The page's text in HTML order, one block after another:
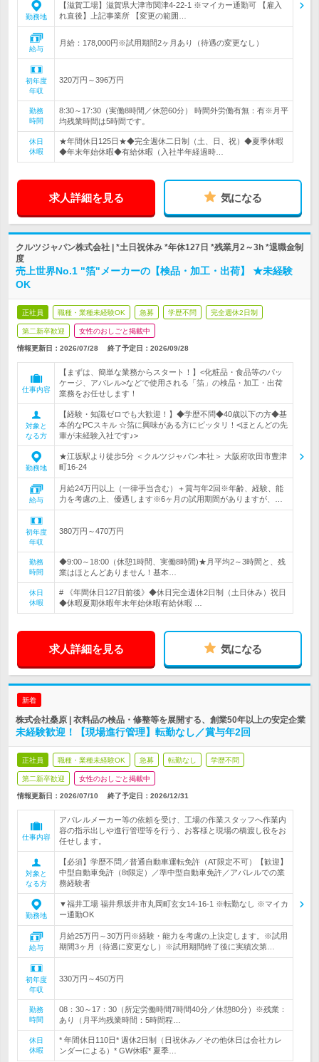
勤務地
【滋賀工場】滋賀県大津市関津4-22-1 ※マイカー通勤可 【雇入
れ直後】上記事業所 【変更の範囲…
給与
月給：178,000円※試用期間2ヶ月あり（待遇の変更なし）
初年度
年収
320万円～396万円
勤務
時間
8:30～17:30（実働8時間／休憩60分） 時間外労働有無：有※月平
均残業時間は5時間です。
休日
休暇
★年間休日125日★◆完全週休二日制（土、日、祝）◆夏季休暇
◆年末年始休暇◆有給休暇（入社半年経過時…
求人詳細を見る 気になる
クルツジャパン株式会社 | *土日祝休み *年休127日 *残業月2～3h *退職金制
度
売上世界No.1 "箔"メーカーの【検品・加工・出荷】 ★未経験
OK
正社員 職種・業種未経験OK 急募 学歴不問 完全週休2日制
第二新卒歓迎 女性のおしごと掲載中
情報更新日：2026/07/28 終了予定日： 2026/09/28
仕事内容
【まずは、簡単な業務からスタート！】<化粧品・食品等のパッ
ケージ、アパレル>などで使用される「箔」の検品・加工・出荷
業務をお任せします！
対象と
なる方
【経験・知識ゼロでも大歓迎！】◆学歴不問◆40歳以下の方◆基
本的なPCスキル ☆箔に興味がある方にピッタリ！<ほとんどの先
輩が未経験入社です♪>
勤務地
★江坂駅より徒歩5分 ＜クルツジャパン本社＞ 大阪府吹田市豊津
町16-24
給与
月給24万円以上（一律手当含む）＋賞与年2回※年齢、経験、能
力を考慮の上、優遇します※6ヶ月の試用期間がありますが、…
初年度
年収
380万円～470万円
勤務
時間
◆9:00～18:00（休憩1時間、実働8時間)★月平均2～3時間と、残
業はほとんどありません！基本…
休日
休暇
# 《年間休日127日前後》◆休日完全週休2日制（土日休み）祝日
◆休暇夏期休暇年末年始休暇有給休暇 …
求人詳細を見る 気になる
新着
株式会社桑原 | 衣料品の検品・修整等を展開する、創業50年以上の安定企業
未経験歓迎！【現場進行管理】転勤なし／賞与年2回
正社員 職種・業種未経験OK 急募 転勤なし 学歴不問
第二新卒歓迎 女性のおしごと掲載中
情報更新日：2026/07/10 終了予定日： 2026/12/31
仕事内容
アパレルメーカー等の依頼を受け、工場の作業スタッフへ作業内
容の指示出しや進行管理等を行う、お客様と現場の橋渡し役をお
任せします。
対象と
なる方
【必須】学歴不問／普通自動車運転免許（AT限定不可）【歓迎】
中型自動車免許（8t限定）／準中型自動車免許／アパレルでの業
務経験者
勤務地
▼福井工場 福井県坂井市丸岡町玄女14-16-1 ※転勤なし ※マイカ
ー通勤OK
給与
月給25万円～30万円※経験・能力を考慮の上決定します。※試用
期間3ヶ月（待遇に変更なし）※試用期間終了後に実績次第…
初年度
年収
330万円～450万円
勤務
時間
08：30～17：30（所定労働時間7時間40分／休憩80分）※残業：
あり（月平均残業時間：5時間程…
休日
休暇
* 年間休日110日* 週休2日制（日祝休み／その他休日は会社カレ
ンダーによる）* GW休暇* 夏季…